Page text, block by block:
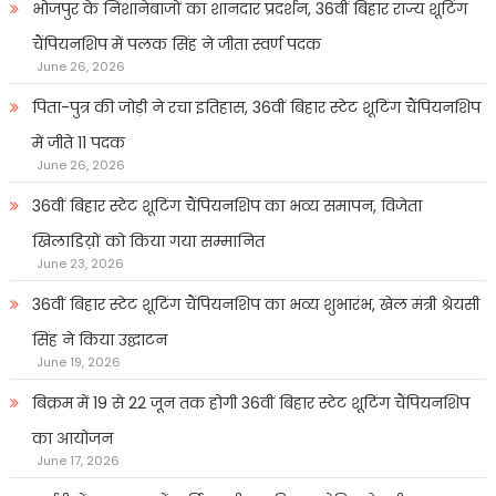
भोजपुर के निशानेबाजों का शानदार प्रदर्शन, 36वीं बिहार राज्य शूटिंग
चैंपियनशिप में पलक सिंह ने जीता स्वर्ण पदक
June 26, 2026
पिता-पुत्र की जोड़ी ने रचा इतिहास, 36वीं बिहार स्टेट शूटिंग चैंपियनशिप
में जीते 11 पदक
June 26, 2026
36वीं बिहार स्टेट शूटिंग चैंपियनशिप का भव्य समापन, विजेता
खिलाडिय़ों को किया गया सम्मानित
June 23, 2026
36वीं बिहार स्टेट शूटिंग चैंपियनशिप का भव्य शुभारंभ, खेल मंत्री श्रेयसी
सिंह ने किया उद्घाटन
June 19, 2026
बिक्रम में 19 से 22 जून तक होगी 36वीं बिहार स्टेट शूटिंग चैंपियनशिप
का आयोजन
June 17, 2026